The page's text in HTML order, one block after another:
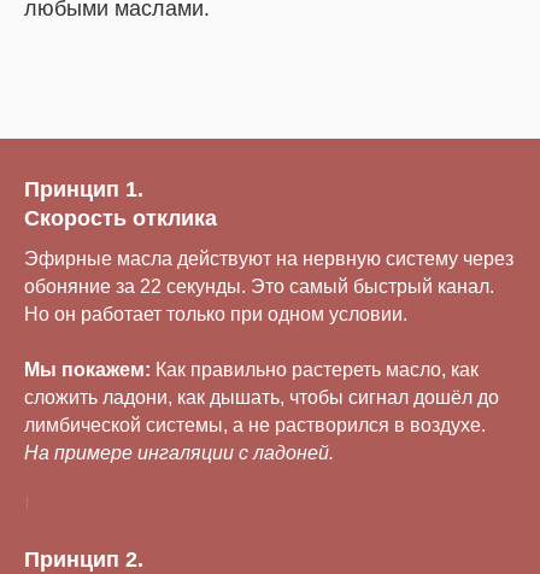
любыми маслами.
Принцип 1.
Скорость отклика
Эфирные масла действуют на нервную систему через
обоняние за 22 секунды. Это самый быстрый канал.
Но он работает только при одном условии.
Мы покажем: Как правильно растереть масло, как
сложить ладони, как дышать, чтобы сигнал дошёл до
лимбической системы, а не растворился в воздухе.
На примере ингаляции с ладоней.
Принцип 2.